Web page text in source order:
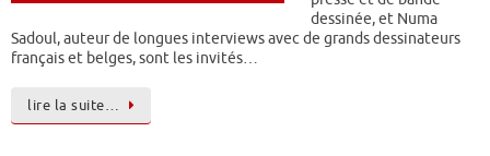
dessinée, et Numa
Sadoul, auteur de longues interviews avec de grands dessinateurs
français et belges, sont les invités…
lire la suite…